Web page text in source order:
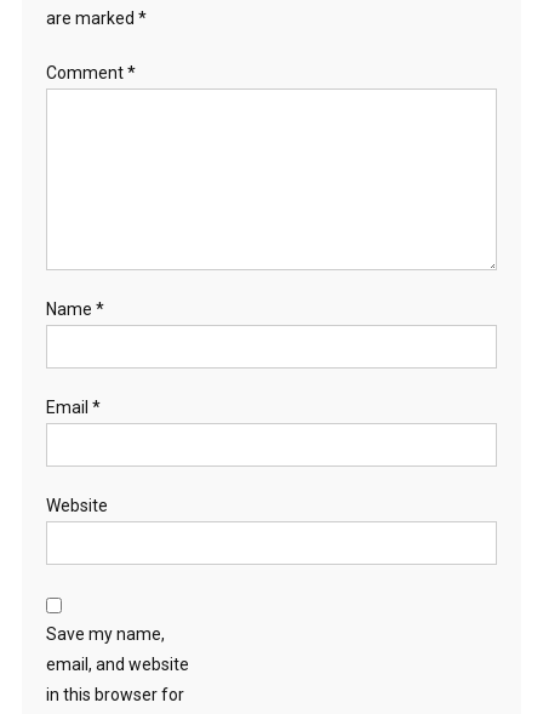
are marked *
Comment*
Name *
Email *
Website
Save my name,
email, and website
in this browser for